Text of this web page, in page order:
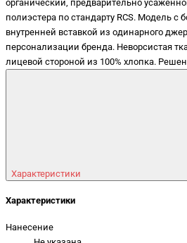
органический, предварительно
полиэстера по стандарту RCS. Модель
внутренней вставкой из одинарного
персонализации бренда. Неворсистая
лицевой стороной из 100% хлопка.
Характеристики
Характеристики
Нанесение